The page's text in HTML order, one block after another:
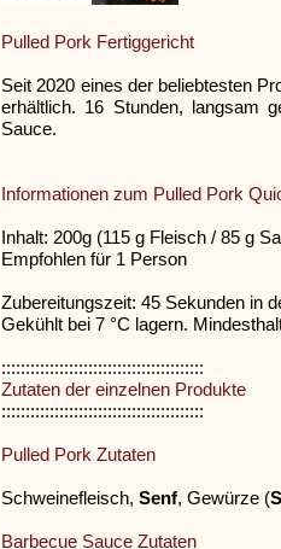
Pulled Pork Fertiggericht
Seit 2020 eines der beliebtesten
erhältlich. 16 Stunden, langsam
Sauce.
Informationen zum Pulled Pork
Inhalt: 200g (115 g Fleisch / 85 g
Empfohlen für 1 Person
Zubereitungszeit: 45 Sekunden in
Gekühlt bei 7 °C lagern.
::::::::::::::::::::::::::::::::::::::::::
Zutaten der einzelnen Produkte
::::::::::::::::::::::::::::::::::::::::::
Pulled Pork Zutaten
Schweinefleisch, Senf, Gewürze (
Barbecue Sauce Zutaten